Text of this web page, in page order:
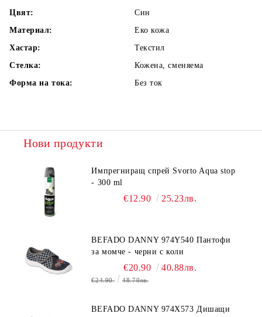
Цвят:
Син
Материал:
Еко кожа
Хастар:
Текстил
Стелка:
Кожена, сменяема
Форма на тока:
Без ток
Нови продукти
Импрегниращ спрей Svorto Aqua stop
- 300 ml
€12.90 25.23лв.
BEFADO DANNY 974Y540 Пантофи
за момче - черни с коли
€20.90 40.88лв.
€24.90 48.70лв.
BEFADO DANNY 974X573 Дишащи